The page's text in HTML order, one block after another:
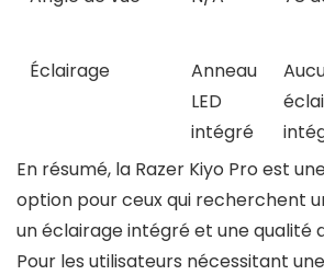
Éclairage
Anneau
LED
intégré
En résumé, la Razer Kiyo Pro est
option pour ceux qui recherchent
un éclairage intégré et une qualité
Pour les utilisateurs nécessitant